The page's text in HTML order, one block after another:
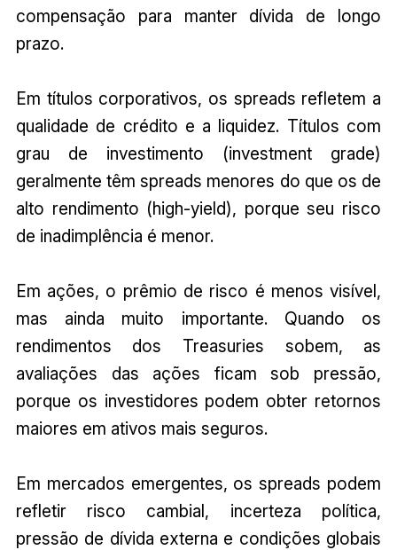
compensação para manter dívida de longo
prazo.
Em títulos corporativos, os spreads refletem a
qualidade de crédito e a liquidez. Títulos com
grau de investimento (investment grade)
geralmente têm spreads menores do que os de
alto rendimento (high-yield), porque seu risco
de inadimplência é menor.
Em ações, o prêmio de risco é menos visível,
mas ainda muito importante. Quando os
rendimentos dos Treasuries sobem, as
avaliações das ações ficam sob pressão,
porque os investidores podem obter retornos
maiores em ativos mais seguros.
Em mercados emergentes, os spreads podem
refletir risco cambial, incerteza política,
pressão de dívida externa e condições globais